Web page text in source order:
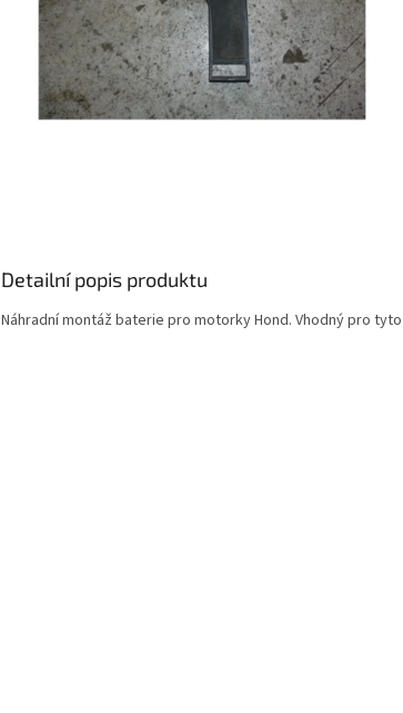
Detailní popis produktu
Náhradní montáž baterie pro motorky Hond. Vhodný pro